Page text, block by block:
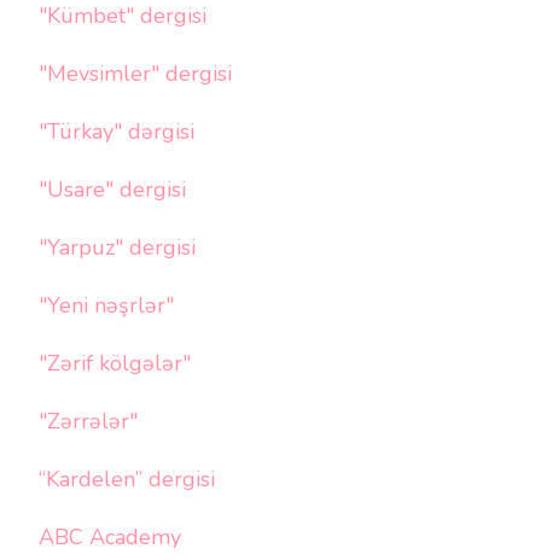
"Kümbet" dergisi
"Mevsimler" dergisi
"Türkay" dərgisi
"Usare" dergisi
"Yarpuz" dergisi
"Yeni nəşrlər"
"Zərif kölgələr"
"Zərrələr"
“Kardelen” dergisi
ABC Academy